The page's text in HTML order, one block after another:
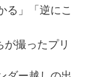
る」「逆にこ
撮ったプリ